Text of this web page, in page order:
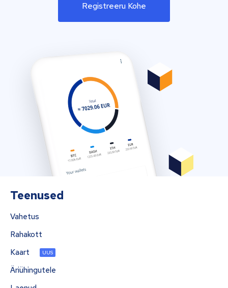
Registreeru Kohe
Teenused
Vahetus
Rahakott
Kaart
UUS
Äriühingutele